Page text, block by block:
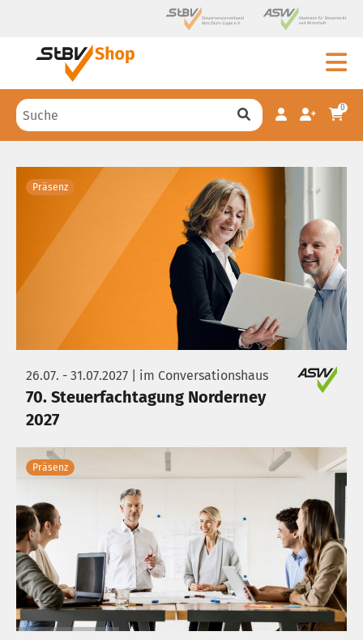
0
Präsenz
26.07. - 31.07.2027 | im Conversationshaus
70. Steuerfachtagung Norderney
2027
Präsenz